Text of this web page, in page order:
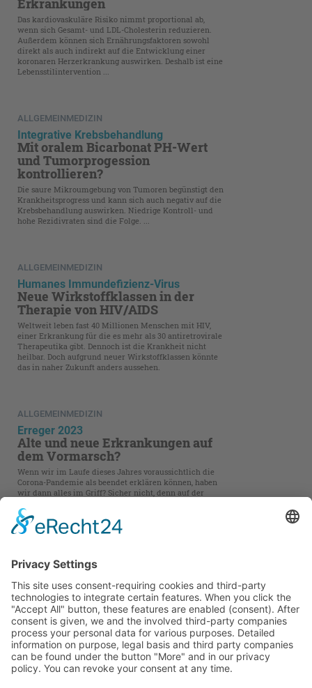
Erkrankungen
Das kardiovaskuläre Risiko nimmt proportional ab,
wenn sich Gesamt- und LDL-Cholesterin reduzieren.
Außerdem können sich Ernährungsfaktoren sowohl
direkt als auch indirekt auf die Entwicklung einer
koronaren Herzer­kran­kung auswirken. Deshalb ist eine
Lebensstilintervention ...
ALLGEMEINMEDIZIN
Integrative Krebsbehandlung
Mit oralem Bicarbonat PH-Wert
und Tumorprogession
kontrollieren?
Die saure Mikroumgebung von Tumoren begünstigt den
Krankheitsprogress und kann sich auch negativ auf die
Krebsbehandlung auswirken. Niedrige Kontroll- und
hohe Rezidivraten sind die Folge. ...
ALLGEMEINMEDIZIN
Humanes Immundefizienz-Virus
Neue Wirkstoffklassen in der
Therapie von HIV/AIDS
Weltweit leben fast 40 Millionen Menschen mit HIV,
einer Erkrankung für die es mehr als 30 antiretrovirale
Therapeutika gibt. Dennoch ist die Krankheit nicht
heilbar. Doch aufgrund neuer Wirkstoffklassen könnte
das in naher Zukunft anders aussehen.
ALLGEMEINMEDIZIN
Erreger 2023
Alte und neue Erkrankungen auf
dem Vormarsch?
Wenn wir im Laufe dieses Jahres voraussichtlich die
Corona-Pandemie als beendet erklären können, haben
wir dann alles im Griff? Sicher nicht, denn auf der
die sich durch globalen Waren- und Geschäftsverkehr
sowie Urlaubsreisen überallhin ausbreiten können.
Kontakt Impressum AGB Datenschutz